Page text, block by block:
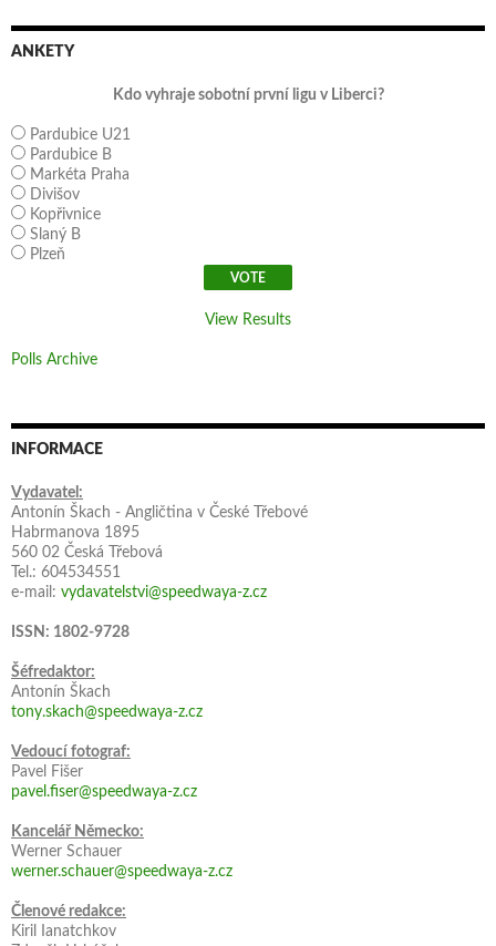
ANKETY
Kdo vyhraje sobotní první ligu v Liberci?
Pardubice U21
Pardubice B
Markéta Praha
Divišov
Kopřivnice
Slaný B
Plzeň
View Results
Polls Archive
INFORMACE
Vydavatel:
Antonín Škach - Angličtina v České Třebové
Habrmanova 1895
560 02 Česká Třebová
Tel.: 604534551
e-mail: vydavatelstvi@speedwaya-z.cz
ISSN: 1802-9728
Šéfredaktor:
Antonín Škach
tony.skach@speedwaya-z.cz
Vedoucí fotograf:
Pavel Fišer
pavel.fiser@speedwaya-z.cz
Kancelář Německo:
Werner Schauer
werner.schauer@speedwaya-z.cz
Členové redakce:
Kiril Ianatchkov